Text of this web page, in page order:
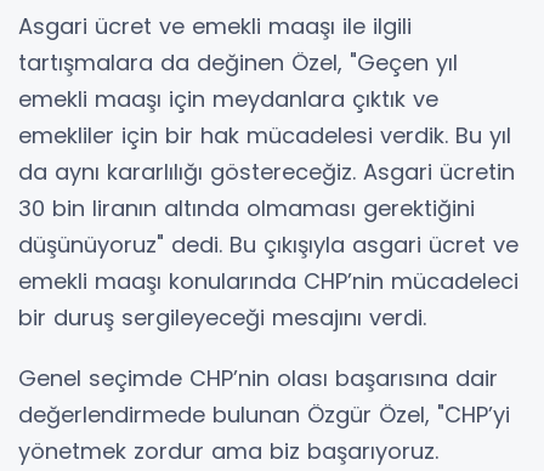
Asgari ücret ve emekli maaşı ile ilgili
tartışmalara da değinen Özel, "Geçen yıl
emekli maaşı için meydanlara çıktık ve
emekliler için bir hak mücadelesi verdik. Bu yıl
da aynı kararlılığı göstereceğiz. Asgari ücretin
30 bin liranın altında olmaması gerektiğini
düşünüyoruz" dedi. Bu çıkışıyla asgari ücret ve
emekli maaşı konularında CHP’nin mücadeleci
bir duruş sergileyeceği mesajını verdi.
Genel seçimde CHP’nin olası başarısına dair
değerlendirmede bulunan Özgür Özel, "CHP’yi
yönetmek zordur ama biz başarıyoruz.